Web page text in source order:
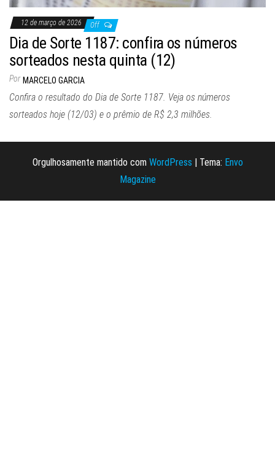
12 de março de 2026 Off
Dia de Sorte 1187: confira os números
sorteados nesta quinta (12)
Por MARCELO GARCIA
Confira o resultado do Dia de Sorte 1187. Veja os números
sorteados hoje (12/03) e o prêmio de R$ 2,3 milhões.
Orgulhosamente mantido com WordPress | Tema: Envo
Magazine